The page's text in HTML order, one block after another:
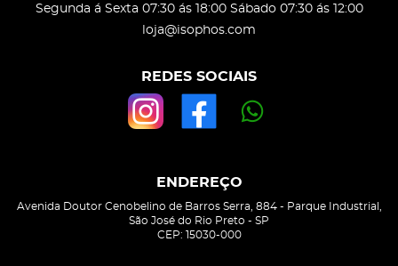
Segunda á Sexta 07:30 ás 18:00 Sábado 07:30 ás 12:00
loja@isophos.com
REDES SOCIAIS
ENDEREÇO
Avenida Doutor Cenobelino de Barros Serra, 884- Parque Industrial,
São José do Rio Preto - SP
CEP: 15030-000